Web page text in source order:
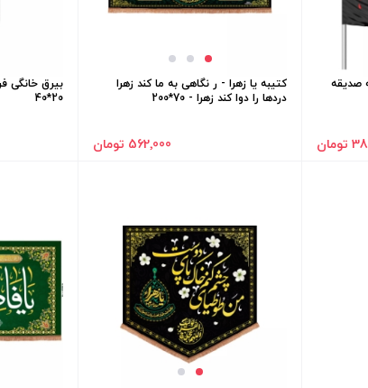
صدیقه
کتیبه یا زهرا - ر نگاهی به ما کند زهرا
دردها را دوا کند زهرا - 70*200
562٬000 تومان
بیرق خانگی
20*40